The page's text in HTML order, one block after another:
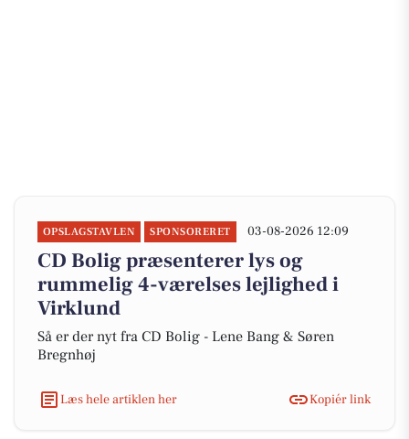
OPSLAGSTAVLEN SPONSORERET 03-08-2026 12:09
CD Bolig præsenterer lys og
rummelig 4-værelses lejlighed i
Virklund
Så er der nyt fra CD Bolig - Lene Bang & Søren
Bregnhøj
Læs hele artiklen her Kopiér link